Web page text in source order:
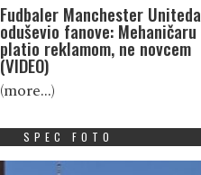
Fudbaler Manchester Uniteda
oduševio fanove: Mehaničaru
platio reklamom, ne novcem
(VIDEO)
(more…)
SPEC FOTO